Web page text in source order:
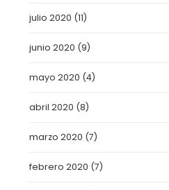
julio 2020 (11)
junio 2020 (9)
mayo 2020 (4)
abril 2020 (8)
marzo 2020 (7)
febrero 2020 (7)